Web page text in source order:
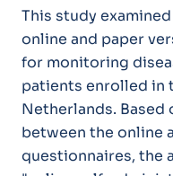
This study
online and paper
for monitoring
patients enrolled in
Netherlands. Based
between the online
questionnaires, the